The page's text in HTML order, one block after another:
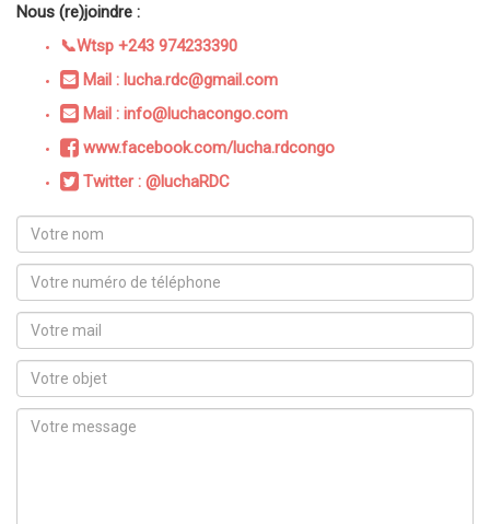
Nous (re)joindre :
📞Wtsp +243 974233390
Mail : lucha.rdc@gmail.com
Mail : info@luchacongo.com
www.facebook.com/lucha.rdcongo
Twitter : @luchaRDC